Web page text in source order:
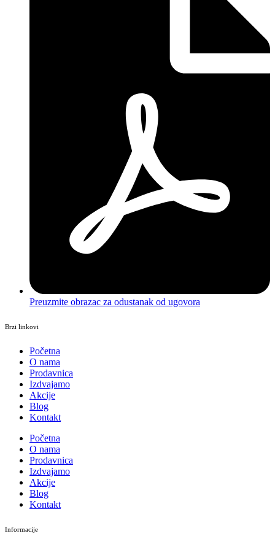
Preuzmite obrazac za odustanak od ugovora
Brzi linkovi
Početna
O nama
Prodavnica
Izdvajamo
Akcije
Blog
Kontakt
Početna
O nama
Prodavnica
Izdvajamo
Akcije
Blog
Kontakt
Informacije